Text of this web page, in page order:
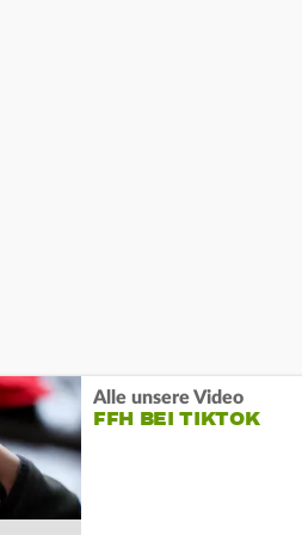
Alle unsere Video
FFH BEI TIKTOK